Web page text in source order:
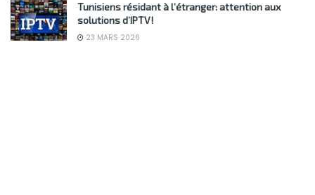
Tunisiens résidant à l’étranger: attention aux
solutions d’IPTV!
23 MARS 2026